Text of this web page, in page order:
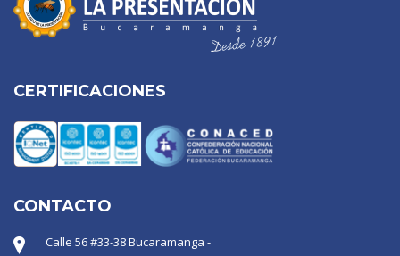
CERTIFICACIONES
CONTACTO
Calle 56 #33-38 Bucaramanga -